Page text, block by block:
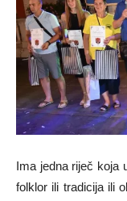
Ima jedna riječ koja
folklor ili tradicija ili